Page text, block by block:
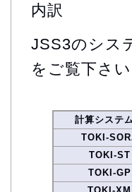
内訳
JSS3のシス
をご覧下さい
計算システ
TOKI-
TOKI-ST
TOKI-GP